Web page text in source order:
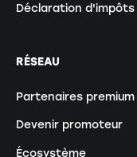
Déclaration d'impôts
RÉSEAU
Partenaires premium
Devenir promoteur
Écosystème